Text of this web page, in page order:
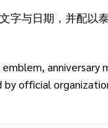
与日期，并配以
official